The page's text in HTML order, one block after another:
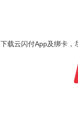
载云闪付App及绑卡，